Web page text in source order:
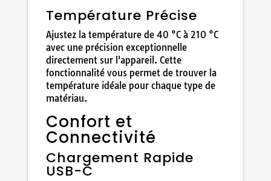
Température Précise
Ajustez la température de 40 °C à 210 °C
avec une précision exceptionnelle
directement sur l'appareil. Cette
fonctionnalité vous permet de trouver la
température idéale pour chaque type de
matériau.
Confort et
Connectivité
Chargement Rapide
USB-C